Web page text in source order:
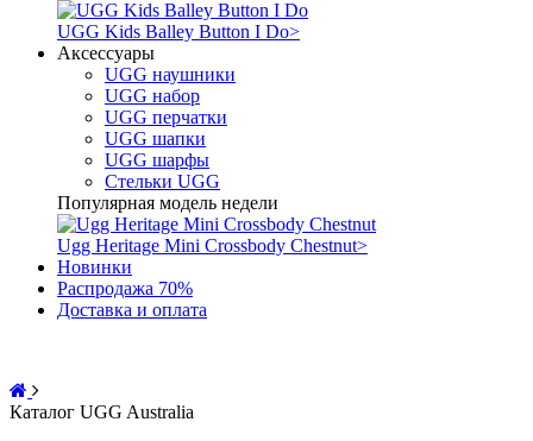
UGG Kids Balley Button I Do>
Аксессуары
UGG наушники
UGG набор
UGG перчатки
UGG шапки
UGG шарфы
Стельки UGG
Популярная модель недели
Ugg Heritage Mini Crossbody Chestnut>
Новинки
Распродажа 70%
Доставка и оплата
Каталог UGG Australia